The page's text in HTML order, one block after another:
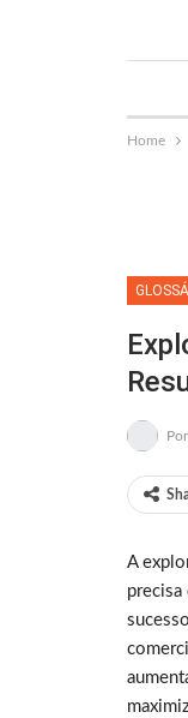
Home
Por
A
precisa